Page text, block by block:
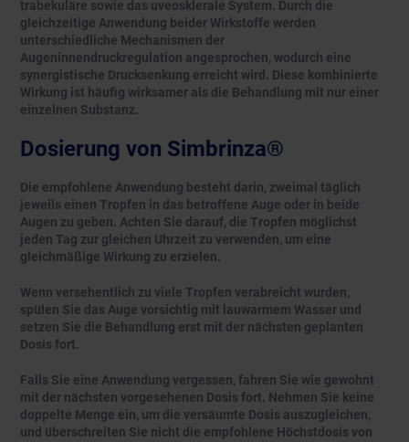
trabekuläre sowie das uveosklerale System. Durch die
gleichzeitige Anwendung beider Wirkstoffe werden
unterschiedliche Mechanismen der
Augeninnendruckregulation angesprochen, wodurch eine
synergistische Drucksenkung erreicht wird. Diese kombinierte
Wirkung ist häufig wirksamer als die Behandlung mit nur einer
einzelnen Substanz.
Dosierung von Simbrinza®
Die empfohlene Anwendung besteht darin, zweimal täglich
jeweils einen Tropfen in das betroffene Auge oder in beide
Augen zu geben. Achten Sie darauf, die Tropfen möglichst
jeden Tag zur gleichen Uhrzeit zu verwenden, um eine
gleichmäßige Wirkung zu erzielen.
Wenn versehentlich zu viele Tropfen verabreicht wurden,
spülen Sie das Auge vorsichtig mit lauwarmem Wasser und
setzen Sie die Behandlung erst mit der nächsten geplanten
Dosis fort.
Falls Sie eine Anwendung vergessen, fahren Sie wie gewohnt
mit der nächsten vorgesehenen Dosis fort. Nehmen Sie keine
doppelte Menge ein, um die versäumte Dosis auszugleichen,
und überschreiten Sie nicht die empfohlene Höchstdosis von